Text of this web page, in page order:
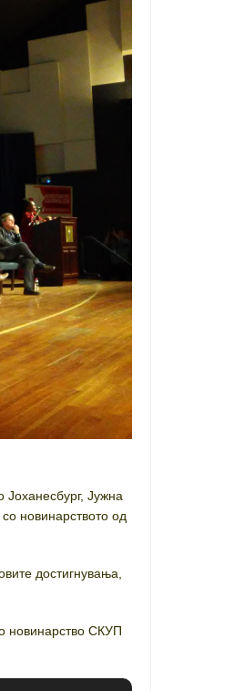
Јоханесбург, Јужна
новинарството од
достигнувања,
новинарство СКУП